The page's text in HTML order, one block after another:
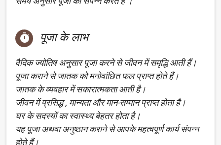
 पूजा के लाभ
वैदिक ज्योतिष अनुसार पूजा करने से जीवन में समृद्धि आती हैं।
पूजा कराने से जातक को मनोवांछित फल प्राप्त होते हैं।
जातक के व्यवहार में सकारात्मकता आती है।
जीवन में प्रसिद्ध , मान्यता और मान-सम्मान प्राप्त होता है।
घर के सदस्यों का स्वास्थ्य बेहतर होता है।
यह पूजा अथवा अनुष्ठान कराने से आपके महत्वपूर्ण कार्य संपन्न
होते हैं।